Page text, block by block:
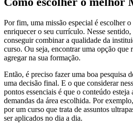
Por fim, uma missão especial é escolher
enriquecer o seu currículo. Nesse
conseguir combinar a qualidade da
curso. Ou seja, encontrar uma opção que
agregar na sua formação.
Então, é preciso fazer uma boa pesquisa
uma decisão final. E o que considerar
pontos essenciais é que o conteúdo esteja
demandas da área escolhida. Por
por um curso que trata de assuntos
ser aplicados no dia a dia.